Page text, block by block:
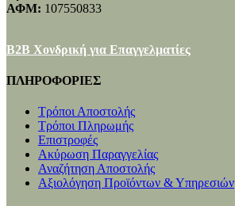
ΑΦΜ: 107550833
B2B Χονδρική για Επαγγελματίες
ΠΛΗΡΟΦΟΡΙΕΣ
Τρόποι Αποστολής
Τρόποι Πληρωμής
Επιστροφές
Ακύρωση Παραγγελίας
Αναζήτηση Αποστολής
Αξιολόγηση Προϊόντων & Υπηρεσιών